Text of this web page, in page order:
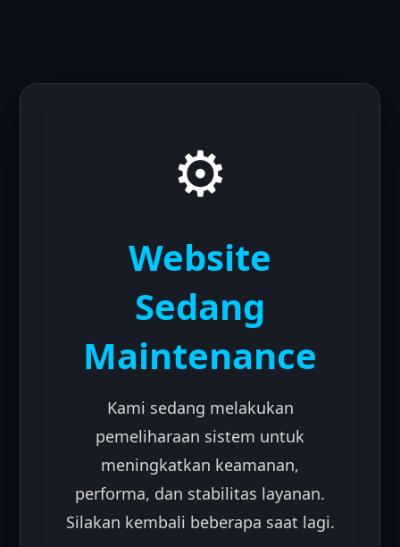
⚙️
Website
Sedang
Maintenance
Kami sedang melakukan
pemeliharaan sistem untuk
meningkatkan keamanan,
performa, dan stabilitas layanan.
Silakan kembali beberapa saat lagi.